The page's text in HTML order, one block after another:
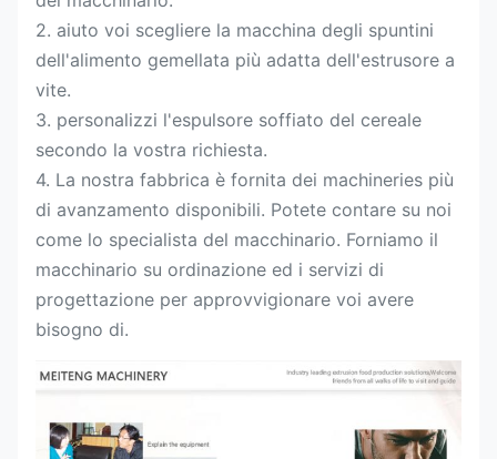
2. aiuto voi scegliere la macchina degli spuntini
dell'alimento gemellata più adatta dell'estrusore a
vite.
3. personalizzi l'espulsore soffiato del cereale
secondo la vostra richiesta.
4. La nostra fabbrica è fornita dei machineries più
di avanzamento disponibili. Potete contare su noi
come lo specialista del macchinario. Forniamo il
macchinario su ordinazione ed i servizi di
progettazione per approvvigionare voi avere
bisogno di.